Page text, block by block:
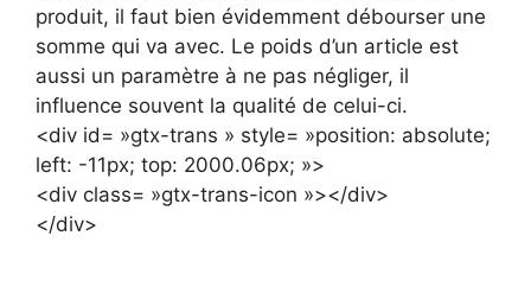
produit, il faut bien évidemment débourser une
somme qui va avec. Le poids d’un article est
aussi un paramètre à ne pas négliger, il
influence souvent la qualité de celui-ci.
<div id= »gtx-trans » style= »position: absolute;
left: -11px; top: 2000.06px; »>
<div class= »gtx-trans-icon »></div>
</div>